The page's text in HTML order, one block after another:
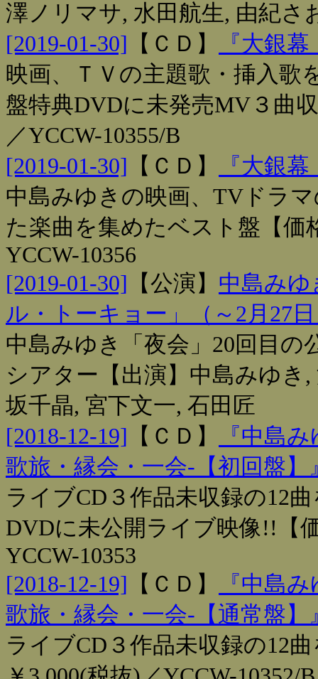
澤ノリマサ, 水田航生, 由紀さ
[2019-01-30] 【 ＣＤ 】
『大銀
映画、ＴＶの主題歌・挿入歌
盤特典DVDに未発売MV３曲
／YCCW-10355/B
[2019-01-30] 【 ＣＤ 】
『大銀
中島みゆきの映画、TVドラ
た楽曲を集めたベスト盤【価
YCCW-10356
[2019-01-30] 【公演 】 中島み
ル・トーキョー」（～2月27
中島みゆき「夜会」20回目の
シアター【出演】中島みゆき
坂千晶, 宮下文一, 石田匠
[2018-12-19] 【 ＣＤ 】
『中島
歌旅・縁会・一会‐【初回盤】
ライブCD３作品未収録の12
DVDに未公開ライブ映像!!【
YCCW-10353
[2018-12-19] 【 ＣＤ 】
『中島
歌旅・縁会・一会‐【通常盤】
ライブCD３作品未収録の12